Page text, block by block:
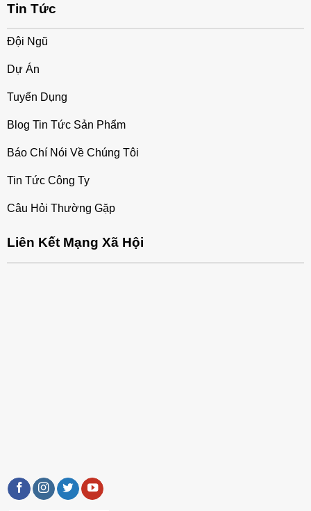
Tin Tức
Đội Ngũ
Dự Án
Tuyển Dụng
Blog Tin Tức Sản Phẩm
Báo Chí Nói Về Chúng Tôi
Tin Tức Công Ty
Câu Hỏi Thường Gặp
Liên Kết Mạng Xã Hội